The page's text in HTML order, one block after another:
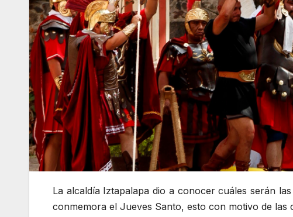
La alcaldía Iztapalapa dio a conocer cuáles serán
conmemora el Jueves Santo, esto con motivo de las